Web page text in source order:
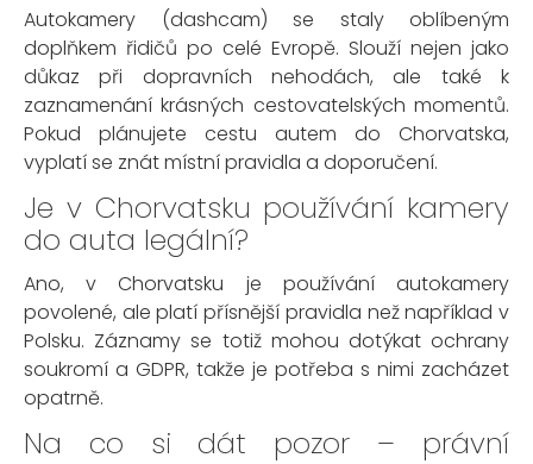
Autokamery (dashcam) se staly oblíbeným
doplňkem řidičů po celé Evropě. Slouží nejen jako
důkaz při dopravních nehodách, ale také k
zaznamenání krásných cestovatelských momentů.
Pokud plánujete cestu autem do Chorvatska,
vyplatí se znát místní pravidla a doporučení.
Je v Chorvatsku používání kamery
do auta legální?
Ano, v Chorvatsku je používání autokamery
povolené, ale platí přísnější pravidla než například v
Polsku. Záznamy se totiž mohou dotýkat ochrany
soukromí a GDPR, takže je potřeba s nimi zacházet
opatrně.
Na co si dát pozor – právní